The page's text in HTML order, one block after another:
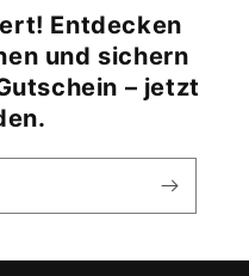
Entdecken
und sichern
– jetzt